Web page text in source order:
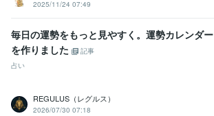
2025/11/24 07:49
毎日の運勢をもっと見やすく。運勢カレンダー
を作りました
記事
占い
REGULUS（レグルス）
2026/07/30 07:18